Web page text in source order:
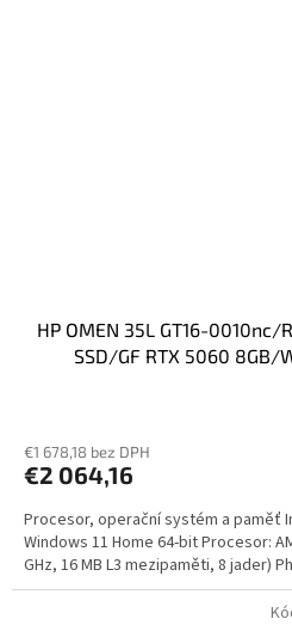
HP OMEN 35L GT16-0010nc/
SSD/GF RTX 5060 8GB/
€1 678,18 bez DPH
€2 064,16
Procesor, operační systém a paměť
Windows 11 Home 64-bit Procesor:
GHz, 16 MB L3 mezipaměti, 8 jader)